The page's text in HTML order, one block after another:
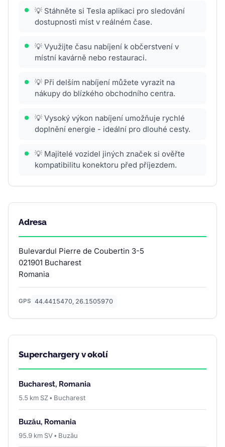
💡 Stáhněte si Tesla aplikaci pro sledování
dostupnosti míst v reálném čase.
💡 Využijte času nabíjení k občerstvení v
místní kavárně nebo restauraci.
💡 Při delším nabíjení můžete vyrazit na
nákupy do blízkého obchodního centra.
💡 Vysoký výkon nabíjení umožňuje rychlé
doplnění energie - ideální pro dlouhé cesty.
💡 Majitelé vozidel jiných značek si ověřte
kompatibilitu konektoru před příjezdem.
Adresa
Bulevardul Pierre de Coubertin 3-5
021901 Bucharest
Romania
GPS 44.4415470, 26.1505970
Superchargery v okolí
Bucharest, Romania
5.5 km SZ • Bucharest
Buzău, Romania
95.9 km SV • Buzău